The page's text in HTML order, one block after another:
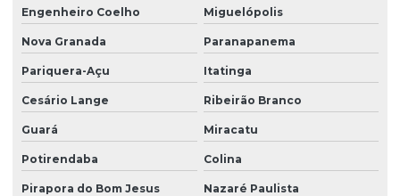
Serviços de portaria e limpeza
Serviços de portaria e recepção
Serviços de recepção e portaria
Serviços de zeladoria e segurança em condomínios
Engenheiro Coelho Miguelópolis
Nova Granada Paranapanema
Pariquera-Açu Itatinga
Cesário Lange Ribeirão Branco
Guará Miracatu
Potirendaba Colina
Pirapora do Bom Jesus Nazaré Paulista